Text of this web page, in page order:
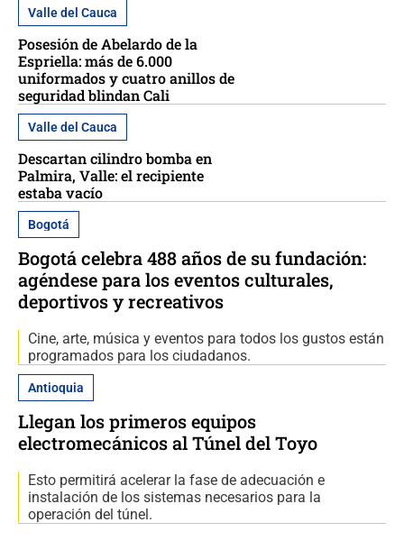
Valle del Cauca
Posesión de Abelardo de la
Espriella: más de 6.000
uniformados y cuatro anillos de
seguridad blindan Cali
Valle del Cauca
Descartan cilindro bomba en
Palmira, Valle: el recipiente
estaba vacío
Bogotá
Bogotá celebra 488 años de su fundación:
agéndese para los eventos culturales,
deportivos y recreativos
Cine, arte, música y eventos para todos los gustos están
programados para los ciudadanos.
Antioquia
Llegan los primeros equipos
electromecánicos al Túnel del Toyo
Esto permitirá acelerar la fase de adecuación e
instalación de los sistemas necesarios para la
operación del túnel.